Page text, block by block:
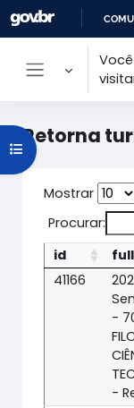
Ir para o conteúdo
Painel lateral
Retorna
Abrir índice do curso
Mostrar
Procurar:
id
41166
-
-